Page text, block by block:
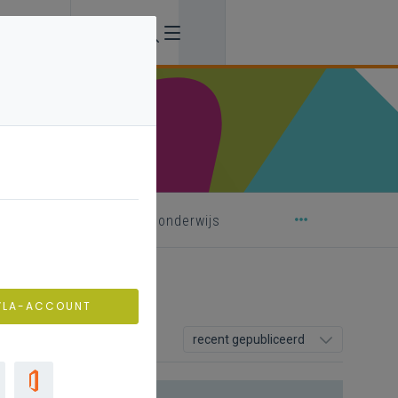
buitengewoon basisonderwijs
recent gepubliceerd
ACCOUNT